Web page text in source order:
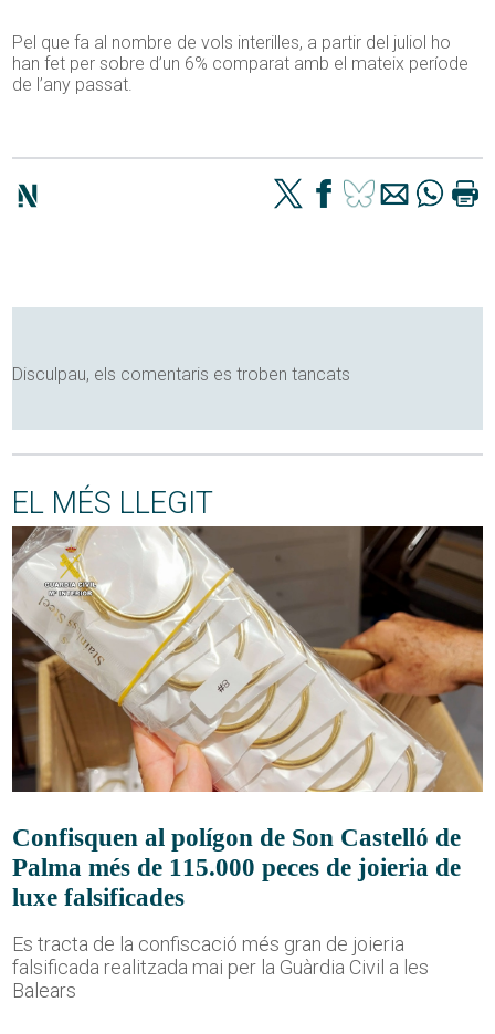
Pel que fa al nombre de vols interilles, a partir del juliol ho
han fet per sobre d’un 6% comparat amb el mateix període
de l’any passat.
Disculpau, els comentaris es troben tancats
EL MÉS LLEGIT
Confisquen al polígon de Son Castelló de
Palma més de 115.000 peces de joieria de
luxe falsificades
Es tracta de la confiscació més gran de joieria
falsificada realitzada mai per la Guàrdia Civil a les
Balears